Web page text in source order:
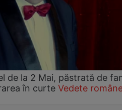
de la 2 Mai, păstrată de
în curte Vedete